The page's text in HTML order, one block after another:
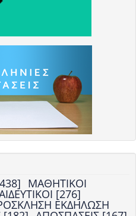
ΜΑΘΗΤΙΚΟΙ
[276]
ΕΚΔΗΛΩΣΗ